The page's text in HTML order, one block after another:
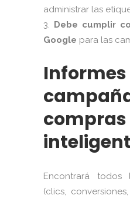
administrar las
Debe cumplir
Google para las
compras
Encontrará todos
(clics,